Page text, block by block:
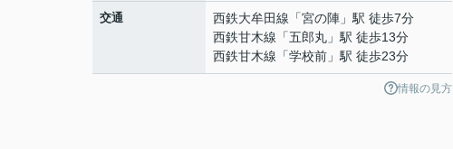
交通 西鉄大牟田線 「宮の陣 」駅 徒歩7分
西鉄甘木線 「五郎丸 」駅 徒歩13分
西鉄甘木線 「学校前 」駅 徒歩23分
情報の見方